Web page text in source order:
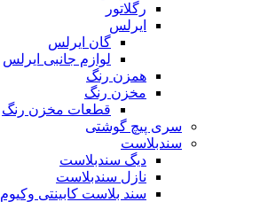
رگلاتور
ایرلس
گان ایرلس
لوازم جانبی ایرلس
همزن رنگ
مخزن رنگ
قطعات مخزن رنگ
سری پیچ گوشتی
سندبلاست
دیگ سندبلاست
نازل سندبلاست
سند بلاست کابینتی وکیوم